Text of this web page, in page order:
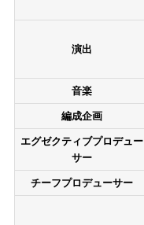
演出
音楽
編成企画
エグゼクティブプロデュー
サー
チーフプロデューサー